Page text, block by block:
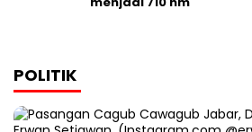
POLITIK